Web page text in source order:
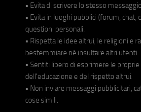
• Evita di scrivere lo stesso
• Evita in luoghi pubblici (forum,
questioni personali.
• Rispetta le idee altrui, le religioni e
bestemmiare né insultare altri utenti.
• Sentiti libero di esprimere le
dell'educazione e del rispetto altrui.
• Non inviare messaggi pubblicitari,
cose simili.